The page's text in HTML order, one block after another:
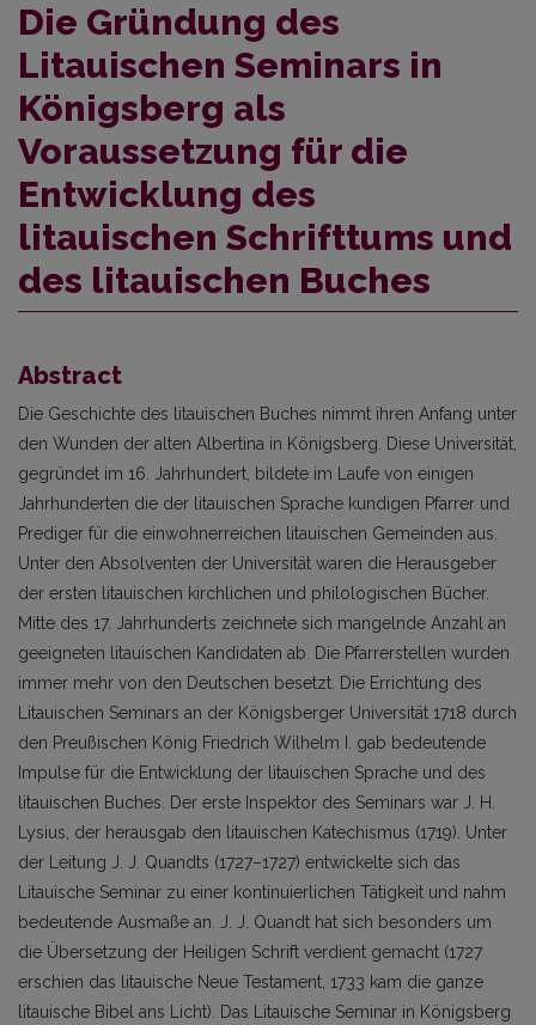
Die Gründung des
Litauischen Seminars in
Königsberg als
Voraussetzung für die
Entwicklung des
litauischen Schrifttums und
des litauischen Buches
Abstract
Die Geschichte des litauischen Buches nimmt ihren Anfang unter
den Wunden der alten Albertina in Königsberg. Diese Universität,
gegründet im 16. Jahrhundert, bildete im Laufe von einigen
Jahrhunderten die der litauischen Sprache kundigen Pfarrer und
Prediger für die einwohnerreichen litauischen Gemeinden aus.
Unter den Absolventen der Universität waren die Herausgeber
der ersten litauischen kirchlichen und philologischen Bücher.
Mitte des 17. Jahrhunderts zeichnete sich mangelnde Anzahl an
geeigneten litauischen Kandidaten ab. Die Pfarrerstellen wurden
immer mehr von den Deutschen besetzt. Die Errichtung des
Litauischen Seminars an der Königsberger Universität 1718 durch
den Preußischen König Friedrich Wilhelm I. gab bedeutende
Impulse für die Entwicklung der litauischen Sprache und des
litauischen Buches. Der erste Inspektor des Seminars war J. H.
Lysius, der herausgab den litauischen Katechismus (1719). Unter
der Leitung J. J. Quandts (1727–1727) entwickelte sich das
Litauische Seminar zu einer kontinuierlichen Tätigkeit und nahm
bedeutende Ausmaße an. J. J. Quandt hat sich besonders um
die Übersetzung der Heiligen Schrift verdient gemacht (1727
erschien das litauische Neue Testament, 1733 kam die ganze
litauische Bibel ans Licht). Das Litauische Seminar in Königsberg